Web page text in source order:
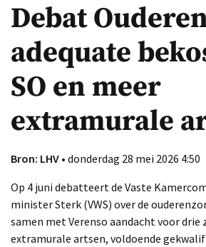
Debat
adequate
SO en meer
extramurale
Bron: LHV • donderdag 28 mei 2026 4:50
Op 4 juni debatteert de Vaste
minister Sterk (VWS) over de
samen met Verenso aandacht voor drie
extramurale artsen, voldoende